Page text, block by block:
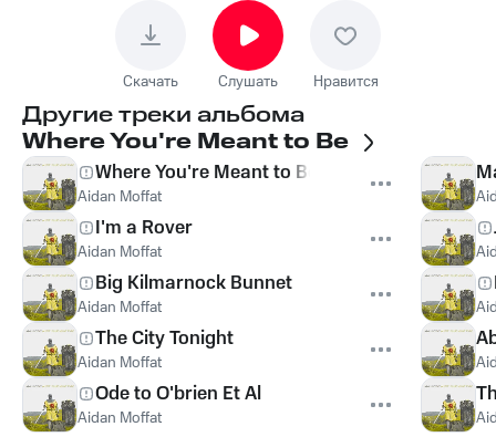
Скачать Слушать Нравится
Другие треки альбома
Where You're Meant to Be
Where You're Meant to Be
Aidan Moffat
I'm a Rover
Aidan Moffat
Big Kilmarnock Bunnet
Aidan Moffat
The City Tonight
Aidan Moffat
Ode to O'brien Et Al
Aidan Moffat